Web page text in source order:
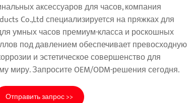
аксессуаров для часов, компания
Co.,Ltd специализируется на пряжках для
умных часов премиум-класса и роскошных
под давлением обеспечивает превосходную
и эстетическое совершенство для
миру. Запросите OEM/ODM-решения сегодня.
Отправить запрос >>